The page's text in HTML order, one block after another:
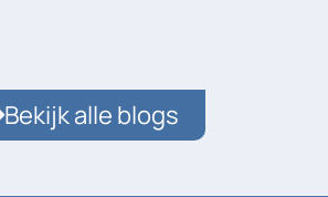
Bekijk alle blogs